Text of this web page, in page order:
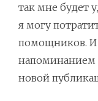
так мне будет
я могу
помощников. И
напоминанием
новой